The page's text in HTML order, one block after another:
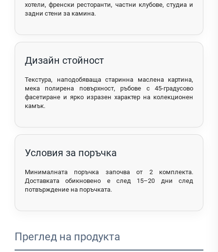
хотели, френски ресторанти, частни клубове, студиа и
задни стени за камина.
Дизайн стойност
Текстура, наподобяваща старинна маслена картина,
мека полирена повърхност, ръбове с 45-градусово
фасетиране и ярко изразен характер на колекционен
камък.
Условия за поръчка
Минималната поръчка започва от 2 комплекта.
Доставката обикновено е след 15–20 дни след
потвърждение на поръчката.
Преглед на продукта